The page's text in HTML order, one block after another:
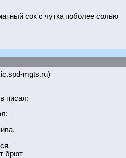
сок с чутка поболее солью
mgts.ru)
писал:
брют